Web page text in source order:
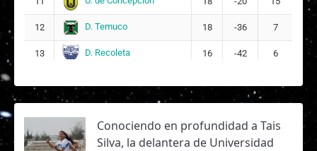
12 D. Temuco 18 -36 7
13 D. Recoleta 16 -42 6
Conociendo en profundidad a Tais
Silva, la delantera de Universidad